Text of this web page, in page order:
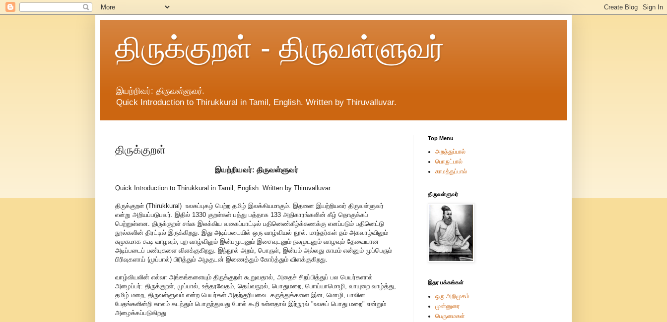
திருக்குறள் - திருவள்ளுவர்
இயற்றிவர்: திருவள்ளுவர்.
Quick Introduction to Thirukkural in Tamil, English. Written by Thiruvalluvar.
திருக்குறள்
இயற்றியவர்: திருவள்ளுவர்
Quick Introduction to Thirukkural in Tamil, English. Written by Thiruvalluvar.
திருக்குறள் (Thirukkural) உலகப்புகழ் பெற்ற தமிழ் இலக்கியமாகும். இதனை இயற்றியவர் திருவள்ளுவர்
என்று அறியப்படுபவர். இதில் 1330 குறள்கள் பத்து பத்தாக 133 அதிகாரங்களின் கீழ் தொகுக்கப்
பெற்றுள்ளன. திருக்குறள் சங்க இலக்கிய வகைப்பாட்டில் பதினெண்கீழ்க்கணக்கு எனப்படும் பதினெட்டு
நூல்களின் திரட்டில் இருக்கிறது. இது அடிப்படையில் ஒரு வாழ்வியல் நூல். மாந்தர்கள் தம் அகவாழ்விலும்
சுமுகமாக கூடி வாழவும், புற வாழ்விலும் இன்பமுடனும் இசைவுடனும் நலமுடனும் வாழவும் தேவையான
அடிப்படைப் பண்புகளை விளக்குகிறது. இந்நூல் அறம், பொருள், இன்பம் அல்லது காமம் என்னும் முப்பெரும்
பிரிவுகளாய் (முப்பால்) பிரித்தும் அழகுடன் இணைத்தும் கோர்த்தும் விளக்குகிறது.
வாழ்வியலின் எல்லா அங்கங்களையும் திருக்குறள் கூறுவதால், அதைச் சிறப்பித்துப் பல பெயர்களால்
அழைப்பர்: திருக்குறள், முப்பால், உத்தரவேதம், தெய்வநூல், பொதுமறை, பொய்யாமொழி, வாயுறை வாழ்த்து,
தமிழ் மறை, திருவள்ளுவம் என்ற பெயர்கள் அதற்குரியவை. கருத்துக்களை இன, மொழி, பாலின
பேதங்களின்றி காலம் கடந்தும் பொருந்துவது போல் கூறி உள்ளதால் இந்நூல் "உலகப் பொது மறை" என்றும்
அழைக்கப்படுகிறது
Top Menu
அறத்துப்பால்
பொருட்பால்
காமத்துப்பால்
திருவள்ளுவர்
இதர பக்கங்கள்
ஒரு அறிமுகம்
முன்னுரை
பெருமைகள்